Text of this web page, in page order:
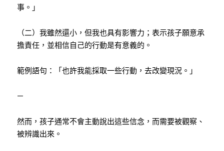
事。」
（二）我雖然還小，但我也具有影響力；表示孩子願意承
擔責任，並相信自己的行動是有意義的。
範例語句：「也許我能採取一些行動，去改變現況。」
—
然而，孩子通常不會主動說出這些信念，而需要被觀察、
被辨識出來。